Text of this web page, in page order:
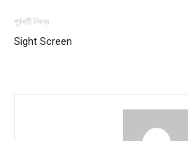
পূর্ববর্তী নিবন্ধ
Sight Screen